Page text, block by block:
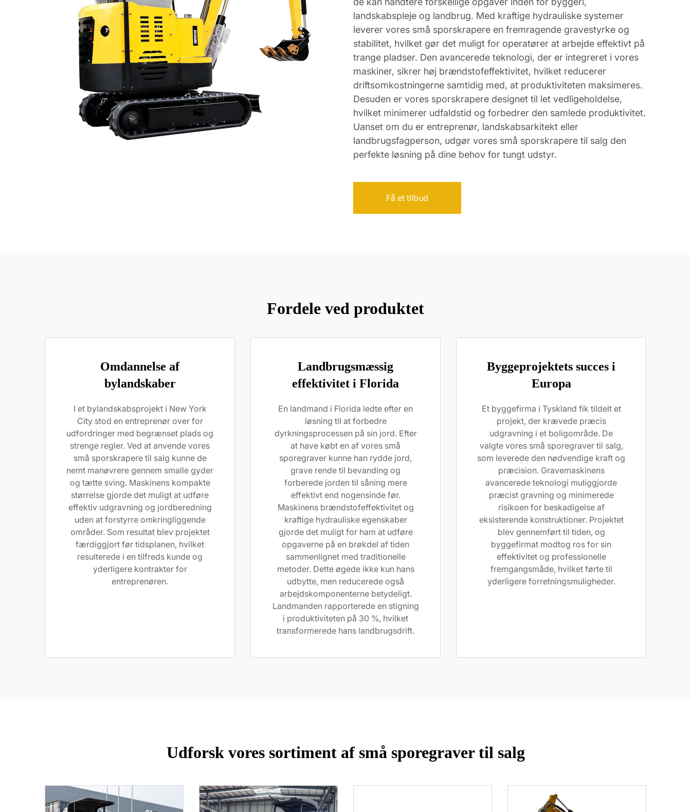
landskabspleje og landbrug. Med kraftige hydrauliske systemer
leverer vores små sporskrapere en fremragende gravestyrke og
stabilitet, hvilket gør det muligt for operatører at arbejde effektivt på
trange pladser. Den avancerede teknologi, der er integreret i vores
maskiner, sikrer høj brændstofeffektivitet, hvilket reducerer
driftsomkostningerne samtidig med, at produktiviteten maksimeres.
Desuden er vores sporskrapere designet til let vedligeholdelse,
hvilket minimerer udfaldstid og forbedrer den samlede produktivitet.
Uanset om du er entreprenør, landskabsarkitekt eller
landbrugsfagperson, udgør vores små sporskrapere til salg den
perfekte løsning på dine behov for tungt udstyr.
Få et tilbud
Fordele ved produktet
Omdannelse af
bylandskaber
I et bylandskabsprojekt i New York
City stod en entreprenør over for
udfordringer med begrænset plads og
strenge regler. Ved at anvende vores
små sporskrapere til salg kunne de
nemt manøvrere gennem smalle gyder
og tætte sving. Maskinens kompakte
størrelse gjorde det muligt at udføre
effektiv udgravning og jordberedning
uden at forstyrre omkringliggende
områder. Som resultat blev projektet
færdiggjort før tidsplanen, hvilket
resulterede i en tilfreds kunde og
yderligere kontrakter for
entreprenøren.
Landbrugsmæssig
effektivitet i Florida
En landmand i Florida ledte efter en
løsning til at forbedre
dyrkningsprocessen på sin jord. Efter
at have købt en af vores små
sporegraver kunne han rydde jord,
grave rende til bevanding og
forberede jorden til såning mere
effektivt end nogensinde før.
Maskinens brændstofeffektivitet og
kraftige hydrauliske egenskaber
gjorde det muligt for ham at udføre
opgaverne på en brøkdel af tiden
sammenlignet med traditionelle
metoder. Dette øgede ikke kun hans
udbytte, men reducerede også
arbejdskomponenterne betydeligt.
Landmanden rapporterede en stigning
i produktiviteten på 30 %, hvilket
transformerede hans landbrugsdrift.
Byggeprojektets succes i
Europa
Et byggefirma i Tyskland fik tildelt et
projekt, der krævede præcis
udgravning i et boligområde. De
valgte vores små sporegraver til salg,
som leverede den nødvendige kraft og
præcision. Gravemaskinens
avancerede teknologi muliggjorde
præcist gravning og minimerede
risikoen for beskadigelse af
eksisterende konstruktioner. Projektet
blev gennemført til tiden, og
byggefirmat modtog ros for sin
effektivitet og professionelle
fremgangsmåde, hvilket førte til
yderligere forretningsmuligheder.
Udforsk vores sortiment af små sporegraver til salg